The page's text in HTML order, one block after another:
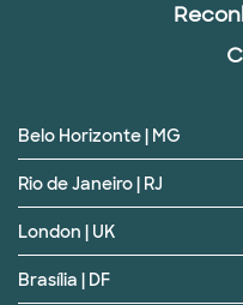
Belo Horizonte | MG
Rio de Janeiro | RJ
London | UK
Brasília | DF